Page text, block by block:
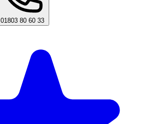
01803 80 60 33